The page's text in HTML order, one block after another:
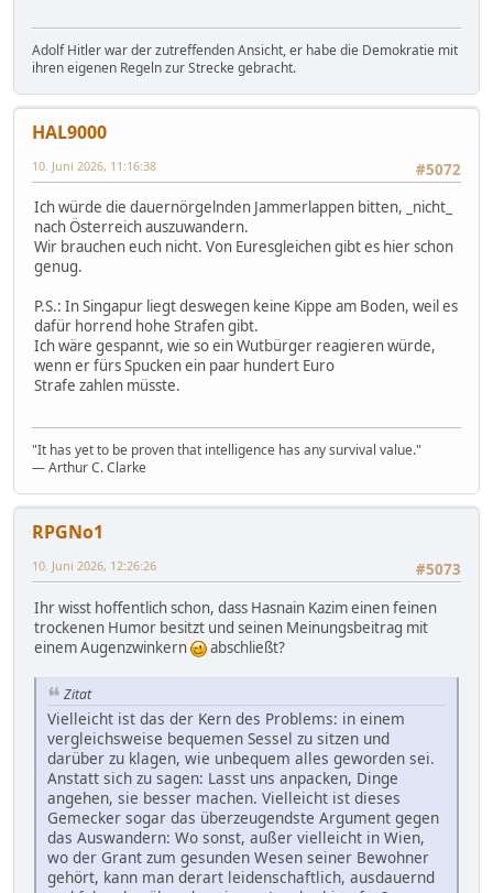
Adolf Hitler war der zutreffenden Ansicht, er habe die Demokratie mit
ihren eigenen Regeln zur Strecke gebracht.
HAL9000
#5072
10. Juni 2026, 11:16:38
Ich würde die dauernörgelnden Jammerlappen bitten, _nicht_
nach Österreich auszuwandern.
Wir brauchen euch nicht. Von Euresgleichen gibt es hier schon
genug.
P.S.: In Singapur liegt deswegen keine Kippe am Boden, weil es
dafür horrend hohe Strafen gibt.
Ich wäre gespannt, wie so ein Wutbürger reagieren würde,
wenn er fürs Spucken ein paar hundert Euro
Strafe zahlen müsste.
"It has yet to be proven that intelligence has any survival value."
― Arthur C. Clarke
RPGNo1
#5073
10. Juni 2026, 12:26:26
Ihr wisst hoffentlich schon, dass Hasnain Kazim einen feinen
trockenen Humor besitzt und seinen Meinungsbeitrag mit
einem Augenzwinkern
abschließt?
Zitat
Vielleicht ist das der Kern des Problems: in einem
vergleichsweise bequemen Sessel zu sitzen und
darüber zu klagen, wie unbequem alles geworden sei.
Anstatt sich zu sagen: Lasst uns anpacken, Dinge
angehen, sie besser machen. Vielleicht ist dieses
Gemecker sogar das überzeugendste Argument gegen
das Auswandern: Wo sonst, außer vielleicht in Wien,
wo der Grant zum gesunden Wesen seiner Bewohner
gehört, kann man derart leidenschaftlich, ausdauernd